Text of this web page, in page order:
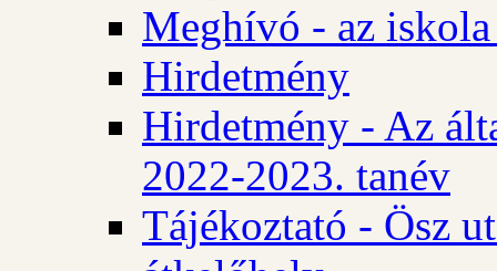
Meghívó - az iskola
Hirdetmény
Hirdetmény - Az
2022-2023. tanév
Tájékoztató - Ösz